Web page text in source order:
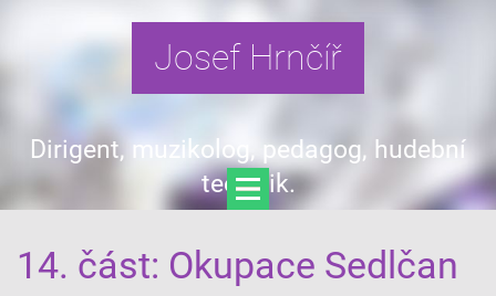
Josef Hrnčíř
Dirigent, muzikolog, pedagog, hudební
teoretik.
14. část: Okupace Sedlčan